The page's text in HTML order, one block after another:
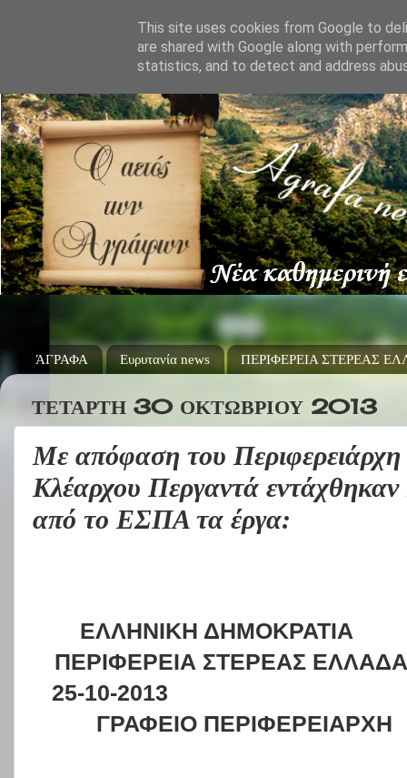
ΆΓΡΑΦΑ Ευρυτανία news ΠΕΡΙΦΕΡΕΙΑ ΣΤΕΡΕΑΣ
ΤΕΤΆΡΤΗ 30 ΟΚΤΩΒΡΊΟΥ 2013
Με απόφαση του
Κλέαρχου Περγαντά εντάχθηκαν
από το ΕΣΠΑ τα έργα:
ΕΛΛΗΝΙΚΗ ΔΗΜΟΚΡΑΤΙΑ
ΠΕΡΙΦΕΡΕΙΑ ΣΤΕΡΕΑΣ
25-10-2013
ΓΡΑΦΕΙΟ ΠΕΡΙΦΕΡΕΙΑΡΧΗ
This site uses cookies from Google to
are shared with Google along with
statistics, and to detect and address